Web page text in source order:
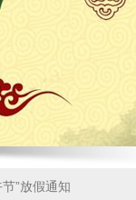
”放假通知